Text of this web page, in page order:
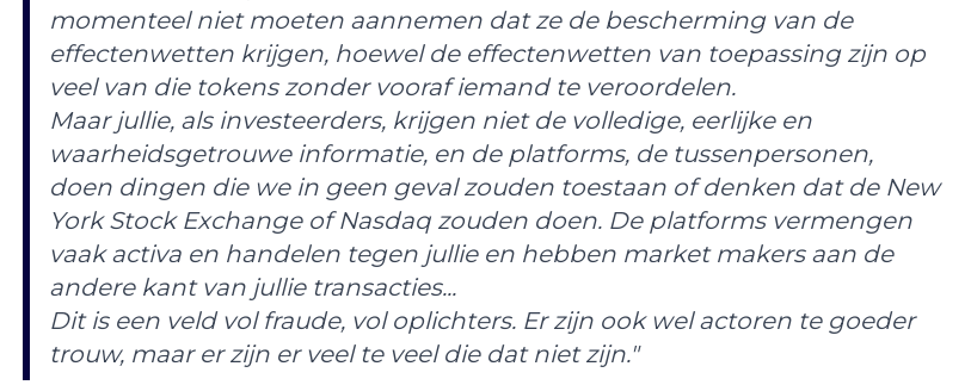
momenteel niet moeten aannemen dat ze de bescherming van de
effectenwetten krijgen, hoewel de effectenwetten van toepassing zijn op
veel van die tokens zonder vooraf iemand te veroordelen.
Maar jullie, als investeerders, krijgen niet de volledige, eerlijke en
waarheidsgetrouwe informatie, en de platforms, de tussenpersonen,
doen dingen die we in geen geval zouden toestaan ​​of denken dat de New
York Stock Exchange of Nasdaq zouden doen. De platforms vermengen
vaak activa en handelen tegen jullie en hebben market makers aan de
andere kant van jullie transacties...
Dit is een veld vol fraude, vol oplichters. Er zijn ook wel actoren te goeder
trouw, maar er zijn er veel te veel die dat niet zijn."